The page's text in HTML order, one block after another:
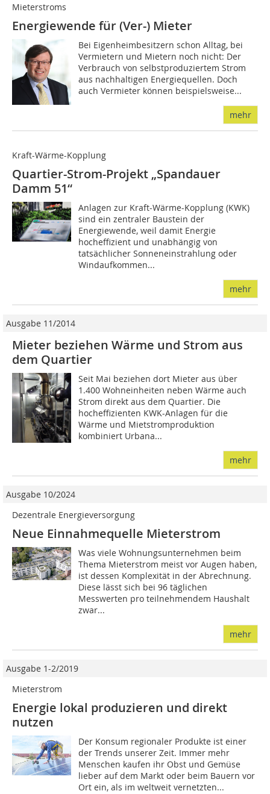
Mieterstroms
Energiewende für (Ver-) Mieter
Bei Eigenheimbesitzern schon Alltag, bei
Vermietern und Mietern noch nicht: Der
Verbrauch von selbstproduziertem Strom
aus nachhaltigen Energiequellen. Doch
auch Vermieter können beispielsweise...
mehr
Kraft-Wärme-Kopplung
Quartier-Strom-Projekt „Spandauer
Damm 51“
Anlagen zur Kraft-Wärme-Kopplung (KWK)
sind ein zentraler Baustein der
Energiewende, weil damit Energie
hocheffizient und unabhängig von
tatsächlicher Sonneneinstrahlung oder
Windaufkommen...
mehr
Ausgabe 11/2014
Mieter beziehen Wärme und Strom aus
dem Quartier
Seit Mai beziehen dort Mieter aus über
1.400 Wohneinheiten neben Wärme auch
Strom direkt aus dem Quartier. Die
hocheffizienten KWK-Anlagen für die
Wärme und Mietstromproduktion
kombiniert Urbana...
mehr
Ausgabe 10/2024
Dezentrale Energieversorgung
Neue Einnahmequelle Mieterstrom
Was viele Wohnungsunternehmen beim
Thema Mieterstrom meist vor Augen haben,
ist dessen Komplexität in der Abrechnung.
Diese lässt sich bei 96 täglichen
Messwerten pro teilnehmendem Haushalt
zwar...
mehr
Ausgabe 1-2/2019
Mieterstrom
Energie lokal produzieren und direkt
nutzen
Der Konsum regionaler Produkte ist einer
der Trends unserer Zeit. Immer mehr
Menschen kaufen ihr Obst und Gemüse
lieber auf dem Markt oder beim Bauern vor
Ort ein, als im weltweit vernetzten...